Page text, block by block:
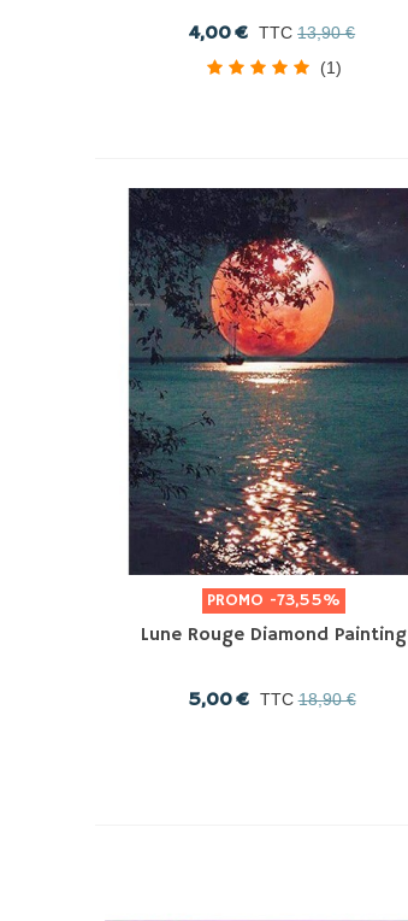
4,00 € TTC 13,90 €
(1)
PROMO -73,55%
Lune Rouge Diamond Painting
5,00 € TTC 18,90 €